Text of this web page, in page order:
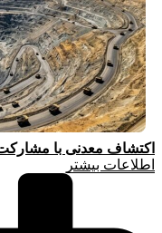
اکتشاف معدنی با
اطلاعات بیشتر